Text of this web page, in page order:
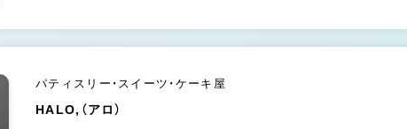
パティスリー・スイーツ・ケーキ屋
HALO,（アロ）